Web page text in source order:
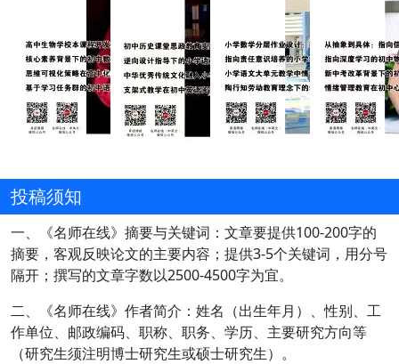
投稿须知
一、《名师在线》摘要与关键词：文章要提供100-200字的
摘要，客观反映论文的主要内容；提供3-5个关键词，用分号
隔开；撰写的文章字数以2500-4500字为宜。
二、《名师在线》作者简介：姓名（出生年月）、性别、工
作单位、邮政编码、职称、职务、学历、主要研究方向等
（研究生须注明博士研究生或硕士研究生）。